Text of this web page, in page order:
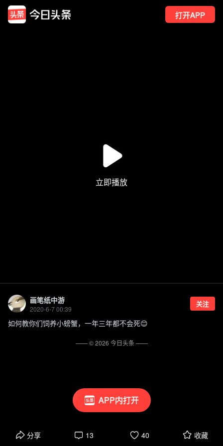
打开APP
APP内打开
画笔纸中游
2020-6-7 00:39
关注
如何教你们饲养小螃蟹，一年三年都不会死😊
分享 13 40 收藏
—— ©2026 今日头条——